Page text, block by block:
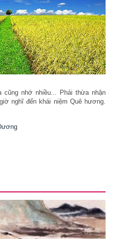
nhớ nhiều... Phải thừa nhận
nghĩ đến khái niệm Quê hương.